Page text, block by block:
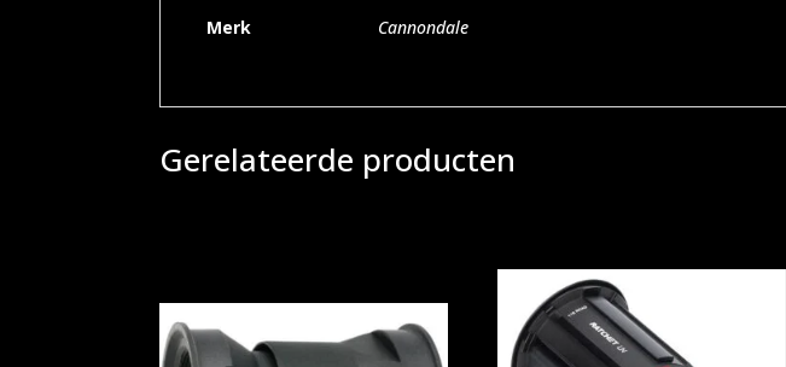
Merk Cannondale
Gerelateerde producten